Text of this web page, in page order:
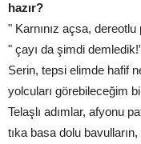
hazır?
" Karnınız açsa,
" çayı da şimdi
Serin, tepsi elimde hafif
yolcuları görebileceğim
Telaşlı adımlar, afyonu
tıka basa dolu